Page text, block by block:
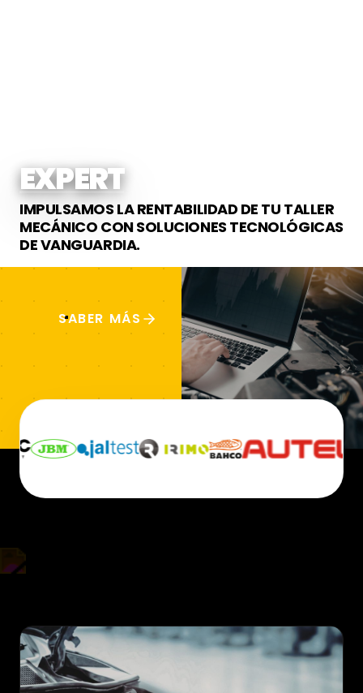
EXPERTOS EN EQUI
IMPULSAMOS LA RENTABILIDAD DE TU TALLER
MECÁNICO CON SOLUCIONES TECNOLÓGICAS
DE VANGUARDIA.
SABER MÁS